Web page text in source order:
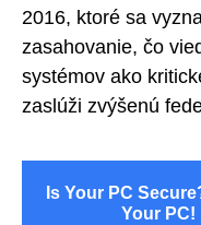
2016, ktoré sa
zasahovanie, čo
systémov ako
zaslúži zvýšenú
Is Your PC
Your PC!